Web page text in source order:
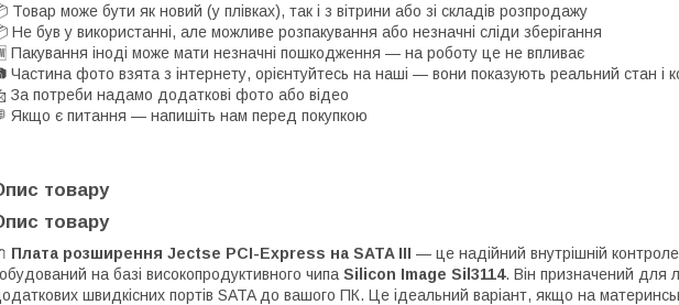
Товар може бути як новий (у плівках), так і з вітрини або зі складів розпродажу
Не був у використанні, але можливе розпакування або незначні сліди зберігання
Пакування іноді може мати незначні пошкодження — на роботу це не впливає
Частина фото взята з інтернету, орієнтуйтесь на наші — вони показують реальний стан і
За потреби надамо додаткові фото або відео
Якщо є питання — напишіть нам перед покупкою
товару
товару
Плата розширення Jectse PCI-Express на SATA III — це надійний внутрішній
на базі високопродуктивного чипа Silicon Image Sil3114. Він призначений для
швидкісних портів SATA до вашого ПК. Це ідеальний варіант, якщо на